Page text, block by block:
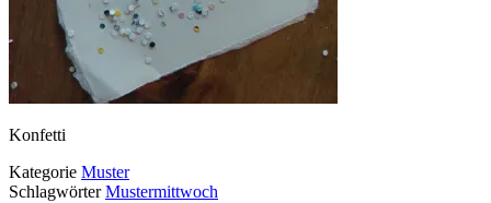
Konfetti
Kategorie Muster
SchlagwörterMustermittwoch